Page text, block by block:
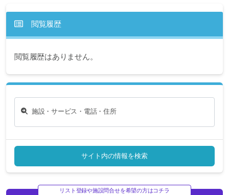
閲覧履歴
閲覧履歴はありません。
施設・サービス・電話・住所
サイト内の情報を検索
リスト登録や施設問合せを希望の方はコチラ